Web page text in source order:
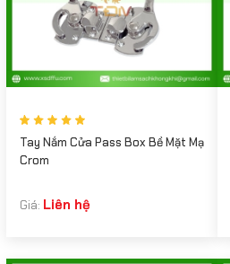
Tay Nắm Cửa Pass Box Bề Mặt Mạ
Crom
Giá: Liên hệ